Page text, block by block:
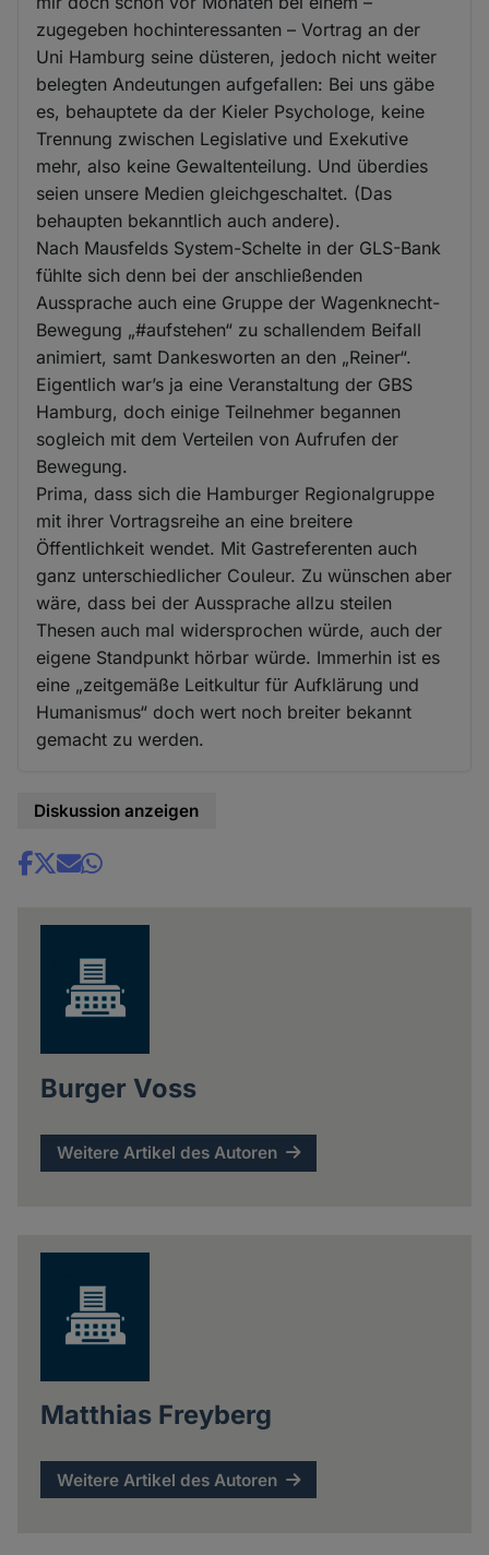
zugegeben hochinteressanten – Vortrag an der
Uni Hamburg seine düsteren, jedoch nicht weiter
belegten Andeutungen aufgefallen: Bei uns gäbe
es, behauptete da der Kieler Psychologe, keine
Trennung zwischen Legislative und Exekutive
mehr, also keine Gewaltenteilung. Und überdies
seien unsere Medien gleichgeschaltet. (Das
behaupten bekanntlich auch andere).
Nach Mausfelds System-Schelte in der GLS-Bank
fühlte sich denn bei der anschließenden
Aussprache auch eine Gruppe der Wagenknecht-
Bewegung „#aufstehen“ zu schallendem Beifall
animiert, samt Dankesworten an den „Reiner“.
Eigentlich war’s ja eine Veranstaltung der GBS
Hamburg, doch einige Teilnehmer begannen
sogleich mit dem Verteilen von Aufrufen der
Bewegung.
Prima, dass sich die Hamburger Regionalgruppe
mit ihrer Vortragsreihe an eine breitere
Öffentlichkeit wendet. Mit Gastreferenten auch
ganz unterschiedlicher Couleur. Zu wünschen aber
wäre, dass bei der Aussprache allzu steilen
Thesen auch mal widersprochen würde, auch der
eigene Standpunkt hörbar würde. Immerhin ist es
eine „zeitgemäße Leitkultur für Aufklärung und
Humanismus“ doch wert noch breiter bekannt
gemacht zu werden.
Diskussion anzeigen
Share
Burger Voss
Weitere Artikel des Autoren
Matthias Freyberg
Weitere Artikel des Autoren